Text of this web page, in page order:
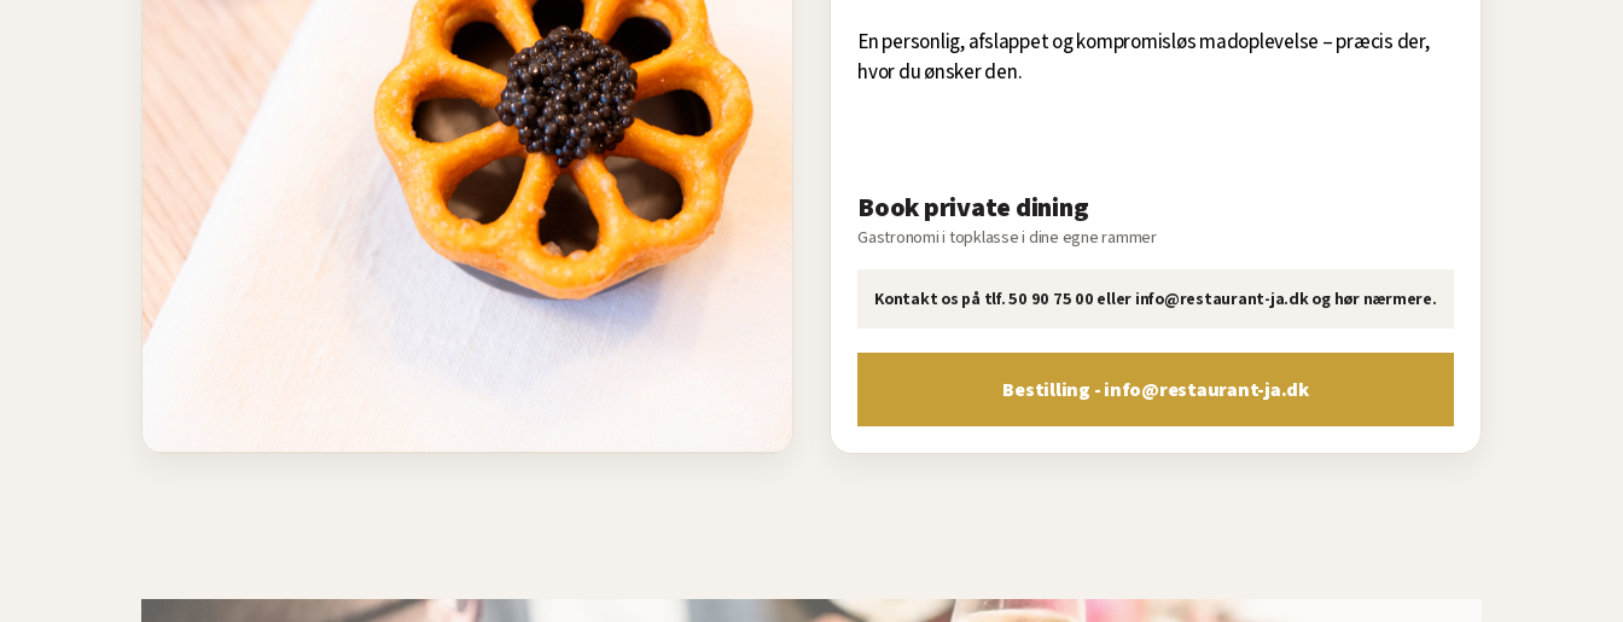
En personlig, afslappet og kompromisløs madoplevelse – præcis der,
hvor du ønsker den.
Book private dining
Gastronomi i topklasse i dine egne rammer
Kontakt os på tlf. 50 90 75 00 eller info@restaurant-ja.dk og hør nærmere.
Bestilling - info@restaurant-ja.dk